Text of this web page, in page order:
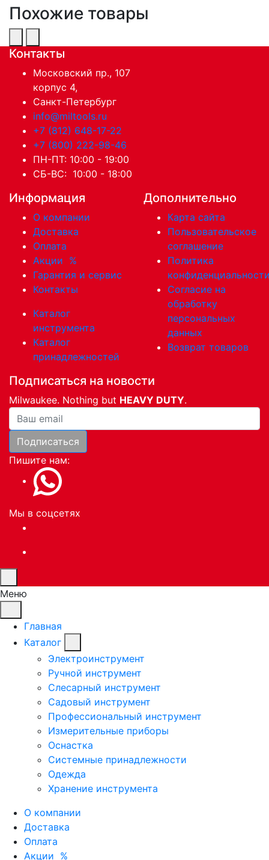
Похожие товары
Контакты
Московский пр., 107
корпус 4,
Санкт-Петербург
info@miltools.ru
+7 (812) 648-17-22
+7 (800) 222-98-46
ПН-ПТ: 10:00 - 19:00
СБ-ВС: 10:00 - 18:00
Информация
О компании
Доставка
Оплата
Акции %
Гарантия и сервис
Контакты
Каталог
инструмента
Каталог
принадлежностей
Дополнительно
Карта сайта
Пользовательское
соглашение
Политика
Согласие на
обработку
персональных
данных
Возврат товаров
Подписаться на новости
Milwaukee. Nothing but HEAVY DUTY.
Ваша почта
Подписаться
Пишите нам:
Мы в соцсетях
Меню
Главная
Каталог
Электроинструмент
Ручной инструмент
Слесарный инструмент
Садовый инструмент
Профессиональный инструмент
Измерительные приборы
Оснастка
Системные принадлежности
Одежда
Хранение инструмента
О компании
Доставка
Оплата
Акции %